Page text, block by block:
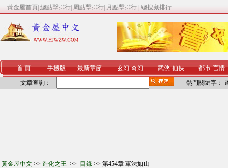
黃金屋首頁 總點擊排行 周點擊排行 月點擊排行 總搜藏排行
首 頁 手機版 最新章節 玄幻·奇幻 武俠·仙俠 都市·言情
文章查詢： 熱門關鍵字：
黃金屋中文 >> 造化之王 >> 目錄 >> 第454章 軍法如山